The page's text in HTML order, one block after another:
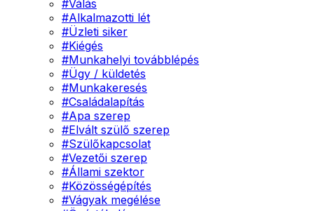
#Válás
#Alkalmazotti lét
#Üzleti siker
#Kiégés
#Munkahelyi továbblépés
#Ügy / küldetés
#Munkakeresés
#Családalapítás
#Apa szerep
#Elvált szülő szerep
#Szülőkapcsolat
#Vezetői szerep
#Állami szektor
#Közösségépítés
#Vágyak megélése